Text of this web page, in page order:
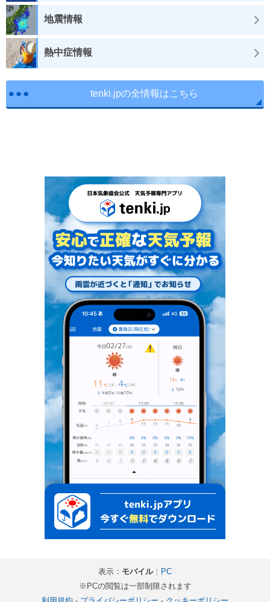
地震情報
熱中症情報
tenki.jpの全情報はこちら
表示： モバイル｜ PC
※PCの閲覧は一部制限されます